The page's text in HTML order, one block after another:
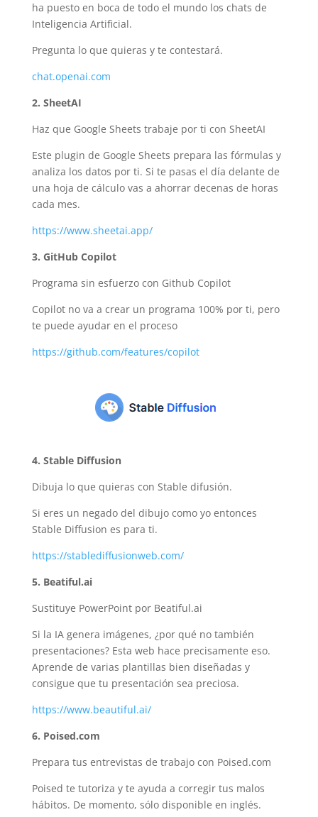
ha puesto en boca de todo el mundo los chats de
Inteligencia Artificial.
Pregunta lo que quieras y te contestará.
chat.openai.com
2. SheetAI
Haz que Google Sheets trabaje por ti con SheetAI
Este plugin de Google Sheets prepara las fórmulas y
analiza los datos por ti. Si te pasas el día delante de
una hoja de cálculo vas a ahorrar decenas de horas
cada mes.
https://www.sheetai.app/
3. GitHub Copilot
Programa sin esfuerzo con Github Copilot
Copilot no va a crear un programa 100% por ti, pero
te puede ayudar en el proceso
https://github.com/features/copilot
4. Stable Diffusion
Dibuja lo que quieras con Stable difusión.
Si eres un negado del dibujo como yo entonces
Stable Diffusion es para ti.
https://stablediffusionweb.com/
5. Beatiful.ai
Sustituye PowerPoint por Beatiful.ai
Si la IA genera imágenes, ¿por qué no también
presentaciones? Esta web hace precisamente eso.
Aprende de varias plantillas bien diseñadas y
consigue que tu presentación sea preciosa.
https://www.beautiful.ai/
6. Poised.com
Prepara tus entrevistas de trabajo con Poised.com
Poised te tutoriza y te ayuda a corregir tus malos
hábitos. De momento, sólo disponible en inglés.